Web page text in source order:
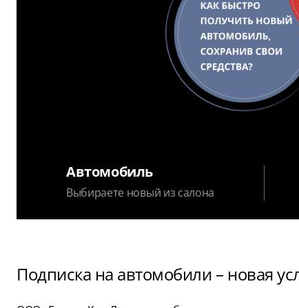
Автомобиль
Выбираете новый из салона
Подписка на автомобили – новая